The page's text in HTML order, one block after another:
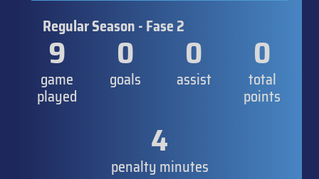
Regular Season - Fase 2
9
game
played
0
goals
0
assist
0
total
points
4
penalty minutes